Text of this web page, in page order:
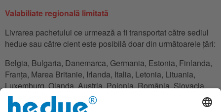
Valabiliate regională limitată
Livrarea pachetului ce urmează a fi transportat către sediul
hedue sau către cient este posibilă doar din următoarele țări:
Belgia, Bulgaria, Danemarca, Germania, Estonia, Finlanda,
Franța, Marea Britanie, Irlanda, Italia, Letonia, Lituania,
Luxemburg, Olanda, Austria, Polonia, România, Slovacia,
Slovenia, Spania, Cehia. Ungaria, Cipru.